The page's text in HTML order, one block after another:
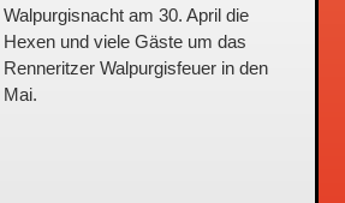
Walpurgisnacht am 30. April die
Hexen und viele Gäste um das
Renneritzer Walpurgisfeuer in den
Mai.